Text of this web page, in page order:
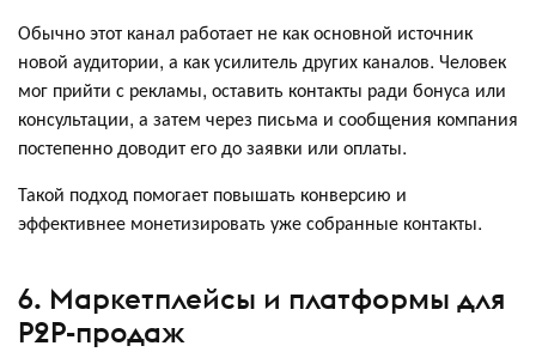
Обычно этот канал работает не как основной источник
новой аудитории, а как усилитель других каналов. Человек
мог прийти с рекламы, оставить контакты ради бонуса или
консультации, а затем через письма и сообщения компания
постепенно доводит его до заявки или оплаты.
Такой подход помогает повышать конверсию и
эффективнее монетизировать уже собранные контакты.
6. Маркетплейсы и платформы для
P2P-продаж